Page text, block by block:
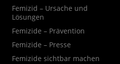
Femizid – Ursache und
Lösungen
Femizide – Prävention
Femizide – Presse
Femizide sichtbar machen